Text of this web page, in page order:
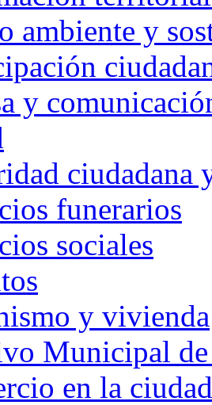
ambiente y
y
ciudadana
funerarios
sociales
y vivienda
Municipal de
en la ciudad